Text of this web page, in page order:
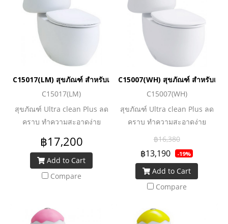
C15017(LM) สุขภัณฑ์ สำหรับเด็ก 3.75 ลิตร รุ่น GOOGAI (สีเหลืองม
C15017(LM)
สุขภัณฑ์ Ultra clean Plus ลด
คราบ ทำความสะอาดง่าย
ฝาปิดหม้อน้ำทรงเปลือกไข่ 3 สี
สดใส : สีเขียวกีวี่ สีเขียวมะนาว
และ สีชมพู ระบบประหยัดน้ำ
฿17,200
Add to Cart
Compare
C15007(WH) สุขภัณฑ์ สำหรับเด็ก
C15007(WH)
สุขภัณฑ์ Ultra clean Plus ลด
คราบ ทำความสะอาดง่าย
สุขภัณฑ์สำหรับเด็กวัย 3-12 ปี
ฝาปิดหม้อน้ำทรงเปลือกไข่ 3 สี
สดใส : สีเขียวกีวี่ สีเขียวมะนาว
และ สีชมพู ระบบประหยัดน้ำ
ใช้น้ำเพียง 3.75 ลิตร
฿16,380
฿13,190 -19%
Add to Cart
Compare